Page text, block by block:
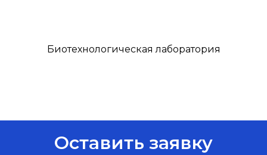
Биотехнологическая лаборатория
Оставить заявку